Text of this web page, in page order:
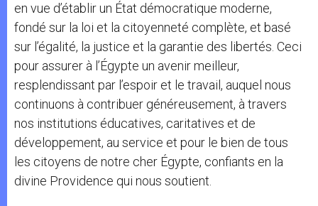
en vue d’établir un État démocratique moderne,
fondé sur la loi et la citoyenneté complète, et basé
sur l’égalité, la justice et la garantie des libertés. Ceci
pour assurer à l’Égypte un avenir meilleur,
resplendissant par l’espoir et le travail, auquel nous
continuons à contribuer généreusement, à travers
nos institutions éducatives, caritatives et de
développement, au service et pour le bien de tous
les citoyens de notre cher Égypte, confiants en la
divine Providence qui nous soutient.